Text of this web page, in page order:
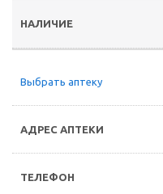
Выбрать аптеку